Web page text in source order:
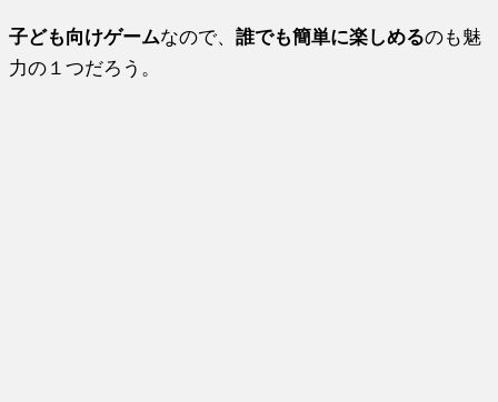
子ども向けゲームなので、誰でも簡単に楽しめるのも魅
力の１つだろう。